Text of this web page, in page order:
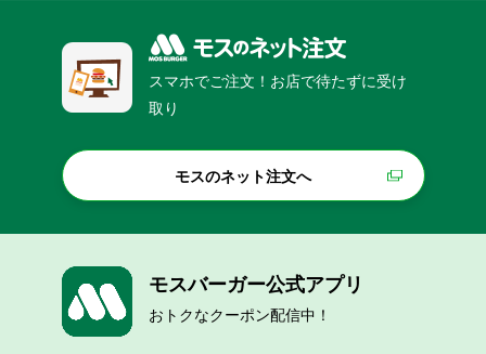
スマホでご注文！お店で待たずに受け
取り
モスのネット注文へ
モスバーガー公式アプリ
おトクなクーポン配信中！